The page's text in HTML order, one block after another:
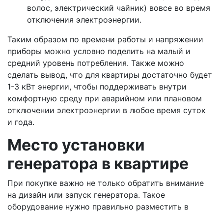
волос, электрический чайник) вовсе во время
отключения электроэнергии.
Таким образом по времени работы и напряжении
приборы можно условно поделить на малый и
средний уровень потребления. Также можно
сделать вывод, что для квартиры достаточно будет
1-3 кВт энергии, чтобы поддерживать внутри
комфортную среду при аварийном или плановом
отключении электроэнергии в любое время суток
и года.
Место установки
генератора в квартире
При покупке важно не только обратить внимание
на дизайн или запуск генератора. Такое
оборудование нужно правильно разместить в